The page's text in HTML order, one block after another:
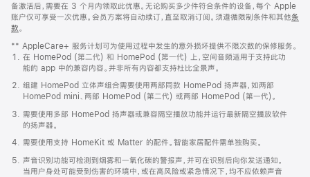
备激活后，需要在 3 个月内领取此优惠。无论购买多少件符合条件的设备，每个 Apple
账户仅可享受一次优惠。会员方案将自动续订，直至取消订阅。须遵循限制条件和其他条
款。
窗
口
中
打
开)
** AppleCare+ 服务计划可为使用过程中发生的意外损坏提供不限次数的保修服务。
在 HomePod (第二代) 和 HomePod (第一代) 上，空间音频适用于支持此功
能的 app 中的兼容内容。并非所有内容都支持杜比全景声。
组建 HomePod 立体声组合需要使用两部同款 HomePod 扬声器，如两部
HomePod mini、两部 HomePod (第二代) 或两部 HomePod (第一代)。
需要使用多部 HomePod 扬声器或兼容隔空播放功能并运行最新隔空播放软件
的扬声器。
需要使用支持 HomeKit 或 Matter 的配件。智能家居配件需单独购买。
声音识别功能可检测到烟雾和一氧化碳的警报声，并可在识别后向你发送通知。
当用户身处可能受到伤害的环境中，或在高风险或紧急情况下，均不应依赖声音